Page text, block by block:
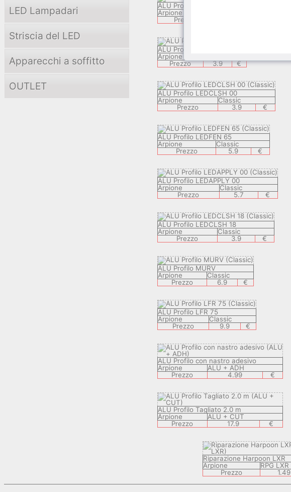
LED Lampadari
Striscia del LED
Apparecchi a soffitto
OUTLET
ALU Profilo APPLY 05
Arpione
Prezzo
ALU Profilo KBP
Arpione
Prezzo
3.9 €
ALU Profilo LEDCLSH 00
Arpione
Classic
Prezzo
3.9 €
ALU Profilo LEDFEN 65
Arpione
Classic
Prezzo
5.9 €
ALU Profilo LEDAPPLY 00
Arpione
Classic
Prezzo
5.7 €
ALU Profilo LEDCLSH 18
Arpione
Classic
Prezzo
3.9 €
ALU Profilo MURV
Arpione
Classic
Prezzo
6.9 €
ALU Profilo LFR 75
Arpione
Classic
Prezzo
9.9 €
ALU Profilo con nastro adesivo
Arpione
ALU + ADH
Prezzo
4.99 €
ALU Profilo Tagliato 2.0 m
Arpione
ALU + CUT
Prezzo
17.9 €
Riparazione Harpoon LXR
Arpione
RPG LXR
Prezzo
1.49